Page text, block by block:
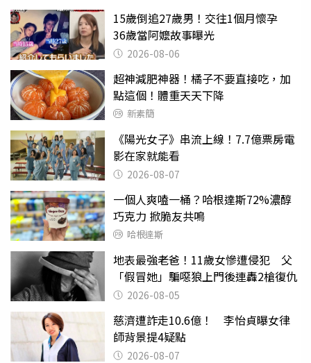
15歲倒追27歲男！交往1個月懷孕
36歲當阿嬤故事曝光
2026-08-06
超神減肥神器！橘子不要直接吃，加
點這個！體重天天下降
新素簡
《陽光女子》串流上線！7.7億票房電
影在家就能看
2026-08-07
一個人爽嗑一桶？哈根達斯72%濃醇
巧克力 掀脆友共鳴
哈根達斯
地表最強老爸！11歲女慘遭侵犯 父
「假冒她」騙噁狼上門後連轟2槍復仇
2026-08-05
慈濟遭詐走10.6億！ 李怡貞曝女律
師背景提4疑點
2026-08-07